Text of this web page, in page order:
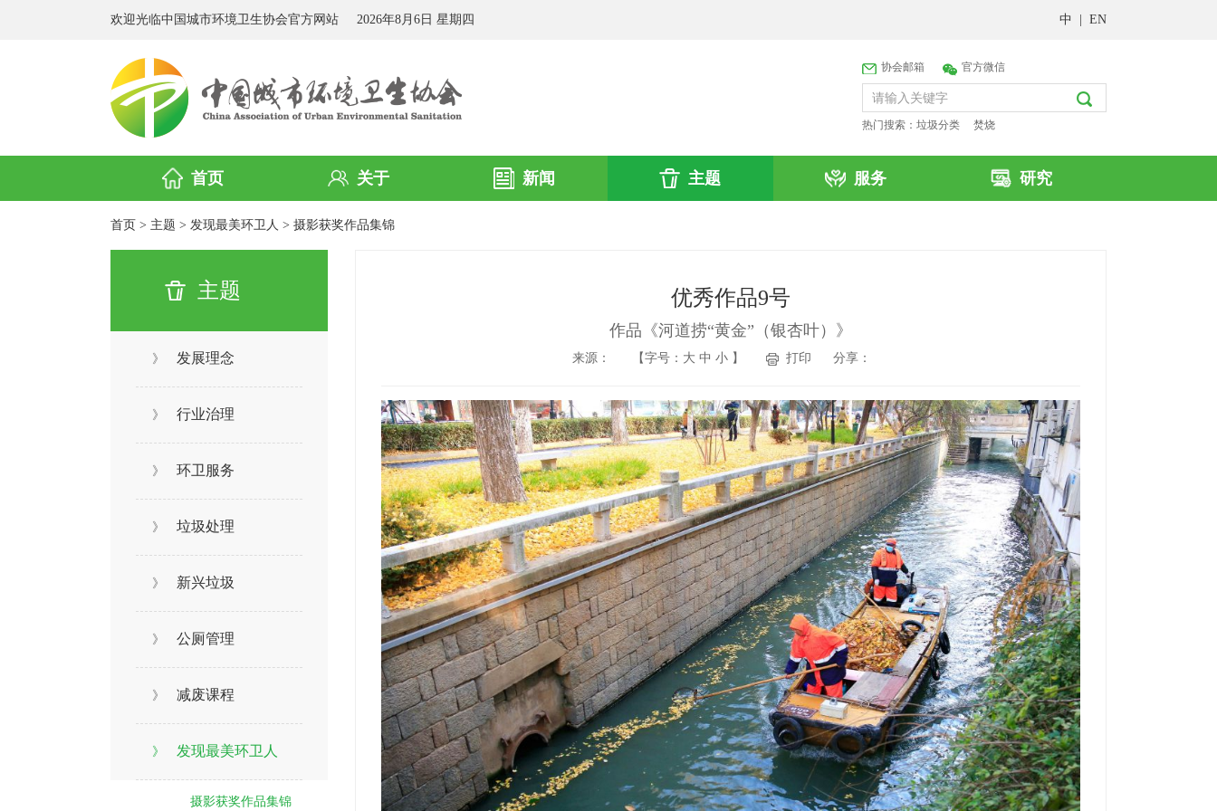
欢迎光临中国城市环境卫生协会官方网站 2026年8月6日 星期四 中 EN
协会邮箱 官方微信
热门搜索： 垃圾分类 焚烧
首页 关于 新闻 主题 服务 研究
首页 > 主题 > 发现最美环卫人 > 摄影获奖作品集锦
主题
》 发展理念
》 行业治理
》 环卫服务
》 垃圾处理
》 新兴垃圾
》 公厕管理
》 减废课程
》 发现最美环卫人
摄影获奖作品集锦
优秀作品9号
作品《河道捞“黄金”（银杏叶）》
来源： 【字号： 大 中 小 】 打印 分享：